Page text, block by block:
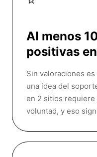
Al menos
positivas
Sin valoraciones
una idea del
en 2 sitios requiere
voluntad, y eso